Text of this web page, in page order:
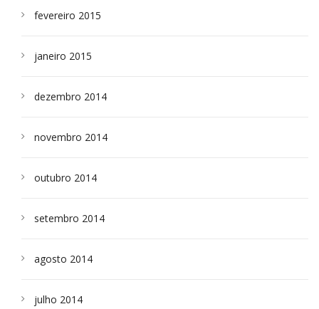
fevereiro 2015
janeiro 2015
dezembro 2014
novembro 2014
outubro 2014
setembro 2014
agosto 2014
julho 2014